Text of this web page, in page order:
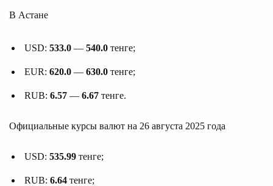
В Астане
USD: 533.0 — 540.0 тенге;
EUR: 620.0 — 630.0 тенге;
RUB: 6.57 — 6.67 тенге.
Официальные курсы валют на 26 августа 2025 года
USD: 535.99 тенге;
RUB: 6.64 тенге;